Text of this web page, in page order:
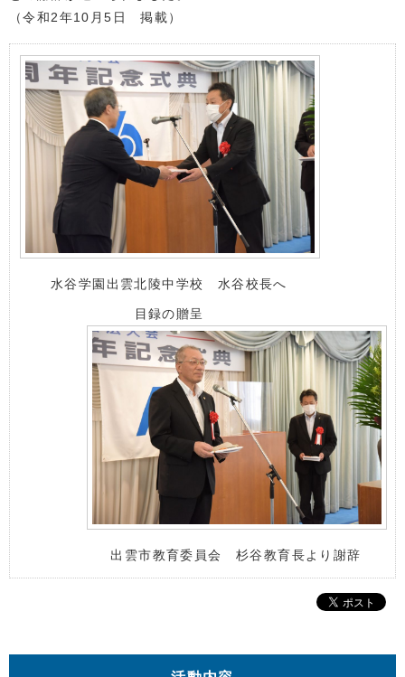
（令和2年10月5日 掲載）
水谷学園出雲北陵中学校 水谷校長へ
目録の贈呈
出雲市教育委員会 杉谷教育長より謝辞